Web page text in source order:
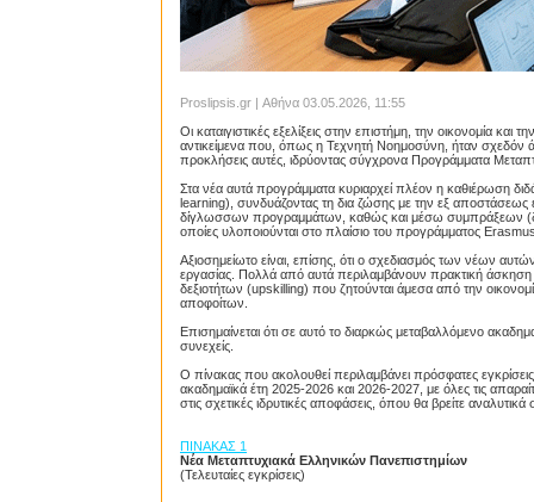
Proslipsis.gr | Αθήνα 03.05.2026, 11:55
Οι καταιγιστικές εξελίξεις στην επιστήμη, την οικονομία και
αντικείμενα που, όπως η Τεχνητή Νοημοσύνη, ήταν σχεδόν
προκλήσεις αυτές, ιδρύοντας σύγχρονα Προγράμματα
Στα νέα αυτά προγράμματα κυριαρχεί πλέον η καθιέρωση
learning), συνδυάζοντας τη δια ζώσης με την εξ
δίγλωσσων προγραμμάτων, καθώς και μέσω συμπράξεων
οποίες υλοποιούνται στο πλαίσιο του προγράμματος
Αξιοσημείωτο είναι, επίσης, ότι ο σχεδιασμός των νέων
εργασίας. Πολλά από αυτά περιλαμβάνουν πρακτική άσκηση
δεξιοτήτων (upskilling) που ζητούνται άμεσα από την
αποφοίτων.
Επισημαίνεται ότι σε αυτό το διαρκώς μεταβαλλόμενο
συνεχείς.
Ο πίνακας που ακολουθεί περιλαμβάνει πρόσφατες
ακαδημαϊκά έτη 2025-2026 και 2026-2027, με όλες τις
στις σχετικές ιδρυτικές αποφάσεις, όπου θα βρείτε αναλυτικά
ΠΙΝΑΚΑΣ 1
Νέα Μεταπτυχιακά Ελληνικών Πανεπιστημίων
(Τελευταίες εγκρίσεις)